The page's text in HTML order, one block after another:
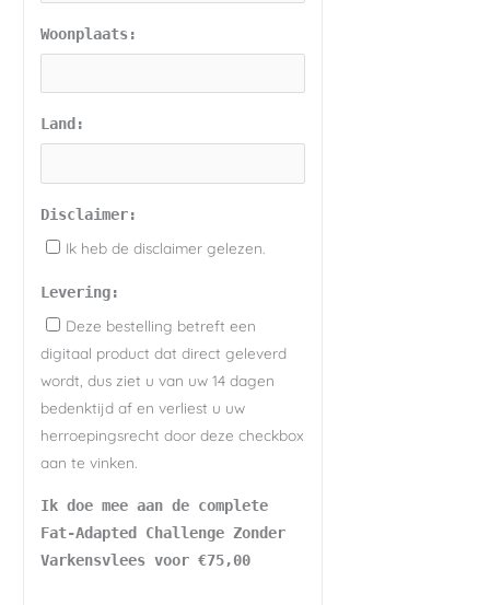
Woonplaats:
Land:
Disclaimer:
Ik heb de disclaimer gelezen.
Levering:
Deze bestelling betreft een
digitaal product dat direct geleverd
wordt, dus ziet u van uw 14 dagen
bedenktijd af en verliest u uw
herroepingsrecht door deze checkbox
aan te vinken.
Ik doe mee aan de complete
Fat-Adapted Challenge Zonder
Varkensvlees voor €75,00